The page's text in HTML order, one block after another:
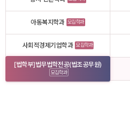
아동복지학과 모집학과
사회적경제기업학과 모집학과
[법학부]법무법학전공(법조공무원)
모집학과